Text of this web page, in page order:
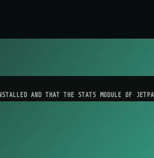
AND THAT THE STATS MODULE OF